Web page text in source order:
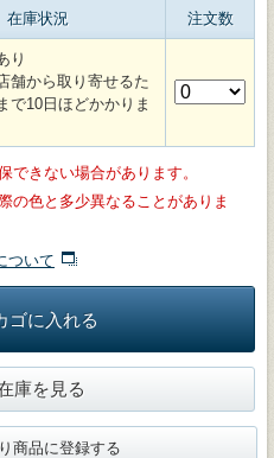
在庫状況 注文数
り
舗から取り寄せるた
で10日ほどかかりま
できない場合があります。
の色と多少異なることがありま
ついて
ゴに入れる
庫を見る
商品に登録する